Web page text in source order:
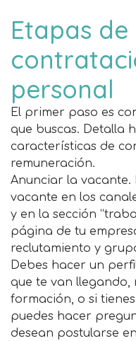
Etapas
personal
El primer paso es
que buscas. Detalla
características de
remuneración.
Anunciar la vacante.
vacante en los
y en la sección
página de tu
reclutamiento y
Debes hacer un
que te van llegando,
formación, o si
puedes hacer
desean postularse